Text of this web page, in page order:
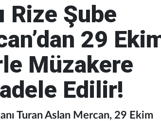
Rize Şube
29
Müzakere
Edilir!
Turan Aslan Mercan, 29 Ekim